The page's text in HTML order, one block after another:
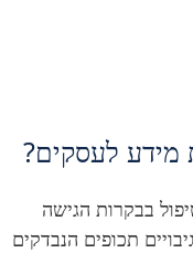
מידע לעסקים?
בבקרות הגישה
תכופים הנבדקים